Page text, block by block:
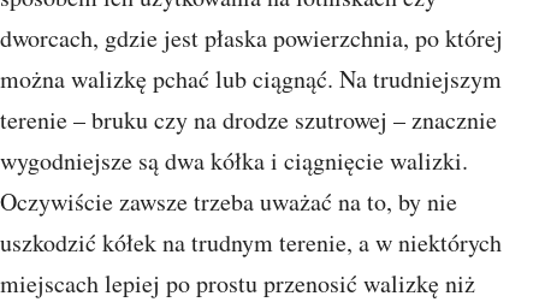
dworcach, gdzie jest płaska powierzchnia, po której
można walizkę pchać lub ciągnąć. Na trudniejszym
terenie – bruku czy na drodze szutrowej – znacznie
wygodniejsze są dwa kółka i ciągnięcie walizki.
Oczywiście zawsze trzeba uważać na to, by nie
uszkodzić kółek na trudnym terenie, a w niektórych
miejscach lepiej po prostu przenosić walizkę niż